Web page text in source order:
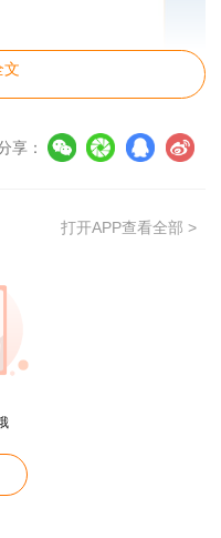
文
享：
打开APP查看全部 >